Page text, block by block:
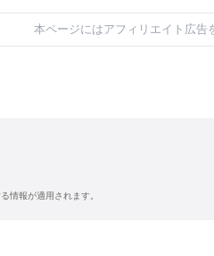
本ページにはアフィリエイト広告
情報が適用されます。